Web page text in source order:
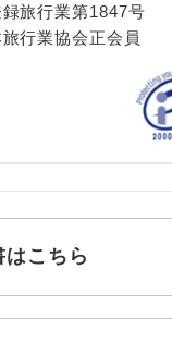
旅行業第1847号
旅行業協会正会員
こちら